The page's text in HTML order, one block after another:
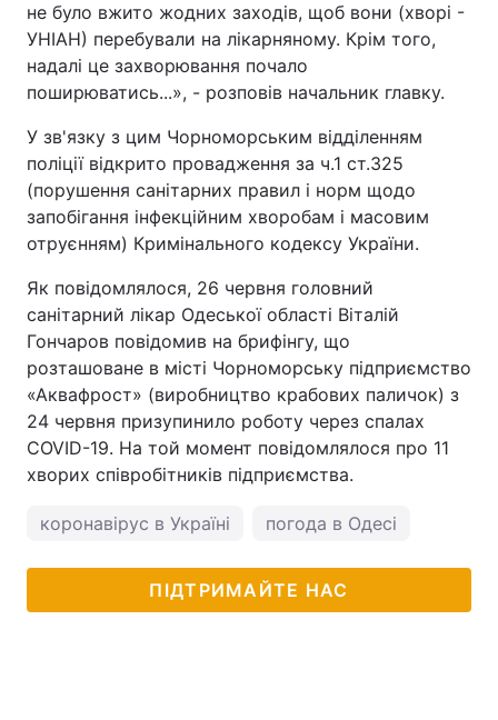
не було вжито жодних заходів, щоб вони (хворі -
УНІАН) перебували на лікарняному. Крім того,
надалі це захворювання почало
поширюватись...», - розповів начальник главку.
У зв'язку з цим Чорноморським відділенням
поліції відкрито провадження за ч.1 ст.325
(порушення санітарних правил і норм щодо
запобігання інфекційним хворобам і масовим
отруєнням) Кримінального кодексу України.
Як повідомлялося, 26 червня головний
санітарний лікар Одеської області Віталій
Гончаров повідомив на брифінгу, що
розташоване в місті Чорноморську підприємство
«Аквафрост» (виробництво крабових паличок) з
24 червня призупинило роботу через спалах
COVID-19. На той момент повідомлялося про 11
хворих співробітників підприємства.
коронавірус в Україні погода в Одесі
ПІДТРИМАЙТЕ НАС